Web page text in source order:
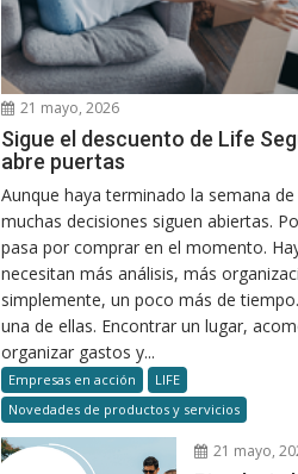
21 mayo, 2026
Sigue el descuento de Life
abre puertas
Aunque haya terminado la semana
muchas decisiones siguen abiertas.
pasa por comprar en el momento.
necesitan más análisis, más
simplemente, un poco más de
una de ellas. Encontrar un lugar,
organizar gastos y...
Empresas en acción
LIFE
Novedades de productos y servicios
21 mayo,